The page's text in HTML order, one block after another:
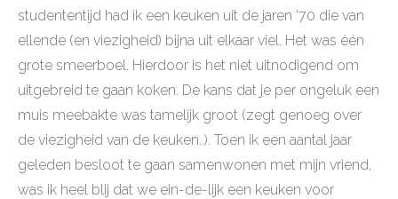
studententijd had ik een keuken uit de jaren ’70 die van
ellende (en viezigheid) bijna uit elkaar viel. Het was één
grote smeerboel. Hierdoor is het niet uitnodigend om
uitgebreid te gaan koken. De kans dat je per ongeluk een
muis meebakte was tamelijk groot (zegt genoeg over
de viezigheid van de keuken..). Toen ik een aantal jaar
geleden besloot te gaan samenwonen met mijn vriend,
was ik heel blij dat we ein-de-lijk een keuken voor